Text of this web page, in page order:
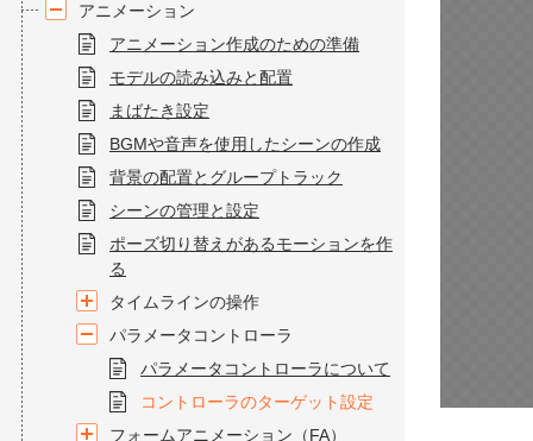
アニメーション
アニメーション作成のための準備
モデルの読み込みと配置
まばたき設定
BGMや音声を使用したシーンの作成
背景の配置とグループトラック
シーンの管理と設定
ポーズ切り替えがあるモーションを作
る
タイムラインの操作
パラメータコントローラ
パラメータコントローラについて
コントローラのターゲット設定
フォームアニメーション（FA）